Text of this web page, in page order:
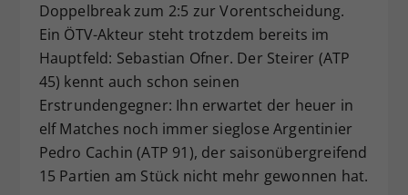
Doppelbreak zum 2:5 zur Vorentscheidung.
Ein ÖTV-Akteur steht trotzdem bereits im
Hauptfeld: Sebastian Ofner. Der Steirer (ATP
45) kennt auch schon seinen
Erstrundengegner: Ihn erwartet der heuer in
elf Matches noch immer sieglose Argentinier
Pedro Cachin (ATP 91), der saisonübergreifend
15 Partien am Stück nicht mehr gewonnen hat.